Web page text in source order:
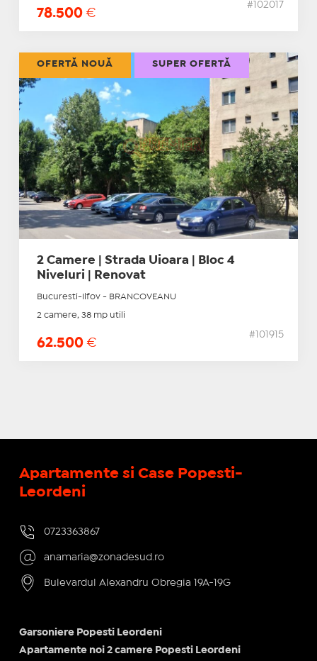
78.500 €
#102017
2 Camere | Strada Uioara | Bloc 4
Niveluri | Renovat
Bucuresti-Ilfov - BRANCOVEANU
2 camere, 38 mp utili
62.500 €
#101915
OFERTĂ NOUĂ SUPER OFERTĂ
Apartamente si Case Popesti-
Leordeni
0723363867
anamaria@zonadesud.ro
Bulevardul Alexandru Obregia 19A-19G
Garsoniere Popesti Leordeni
Apartamente noi 2 camere Popesti Leordeni